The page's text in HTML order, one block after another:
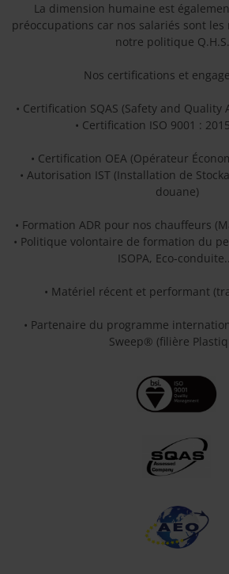
La dimension humaine est
préoccupations car nos salariés sont
notre politique
Nos certifications et
• Certification SQAS (Safety and Quality
• Certification ISO 9001 :
• Certification OEA (Opérateur
• Autorisation IST (Installation de
douane)
• Formation ADR pour nos chauffeurs
• Politique volontaire de formation du
ISOPA, Eco-
• Matériel récent et performant
• Partenaire du programme
Sweep® (filière